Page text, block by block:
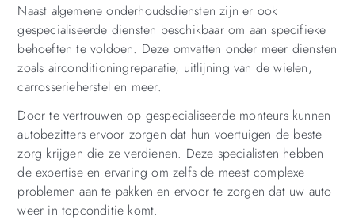
Naast algemene onderhoudsdiensten zijn er ook
gespecialiseerde diensten beschikbaar om aan specifieke
behoeften te voldoen. Deze omvatten onder meer diensten
zoals airconditioningreparatie, uitlijning van de wielen,
carrosserieherstel en meer.
Door te vertrouwen op gespecialiseerde monteurs kunnen
autobezitters ervoor zorgen dat hun voertuigen de beste
zorg krijgen die ze verdienen. Deze specialisten hebben
de expertise en ervaring om zelfs de meest complexe
problemen aan te pakken en ervoor te zorgen dat uw auto
weer in topconditie komt.